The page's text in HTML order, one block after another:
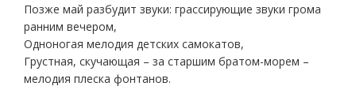
Позже май разбудит звуки: грассирующие звуки грома
ранним вечером,
Одноногая мелодия детских самокатов,
Грустная, скучающая – за старшим братом-морем –
мелодия плеска фонтанов.